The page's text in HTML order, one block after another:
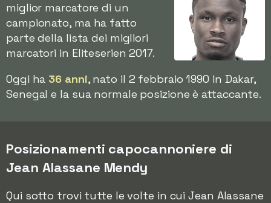
miglior marcatore di un
campionato, ma ha fatto
parte della lista dei migliori
marcatori in Eliteserien 2017.
Oggi ha 36 anni, nato il 2 febbraio 1990 in Dakar,
Senegal e la sua normale posizione è attaccante.
Posizionamenti capocannoniere di
Jean Alassane Mendy
Qui sotto trovi tutte le volte in cui Jean Alassane